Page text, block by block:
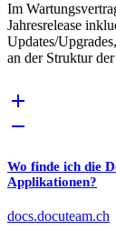
Im
Jahresrelease
Updates/
an der Struktur
Wo finde ich die
Applikationen?
docs.docuteam.ch